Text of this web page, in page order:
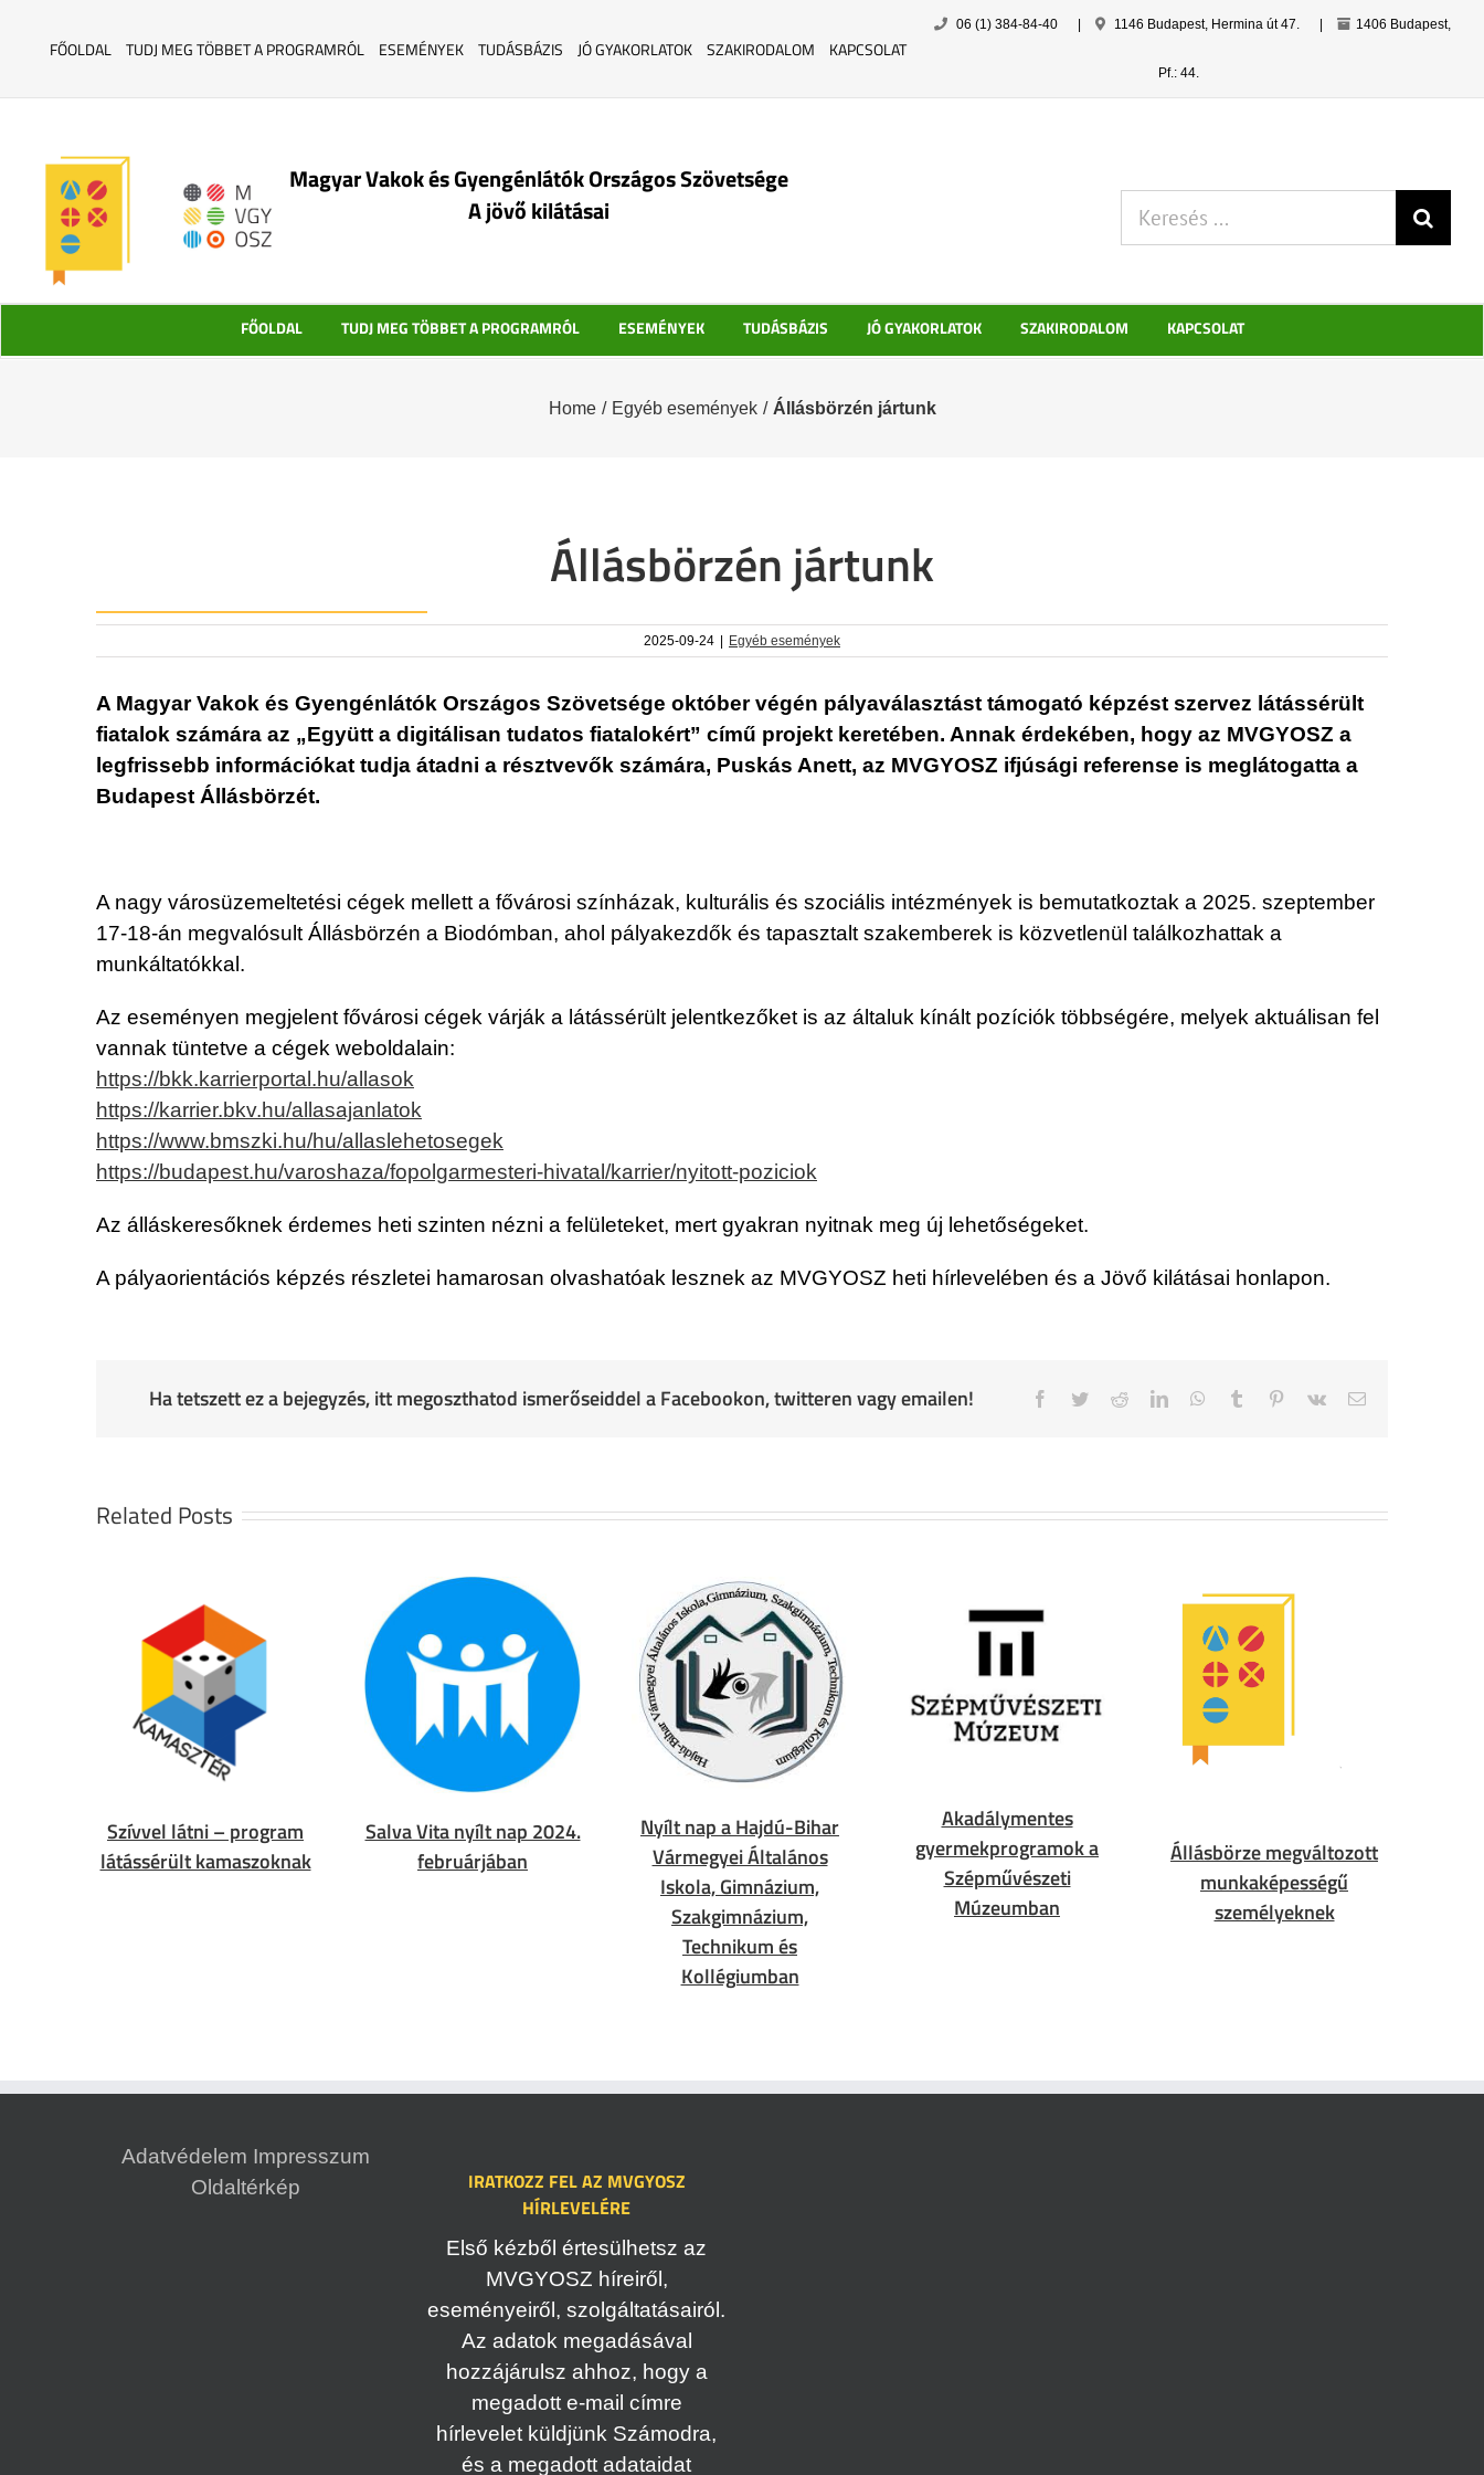
to
FŐOLDAL TUDJ MEG TÖBBET A PROGRAMRÓL ESEMÉNYEK TUDÁSBÁZIS JÓ GYAKORLATOK SZAKIRODALOM KAPCSOLAT
06 (1) 384-84-40 1146 Budapest, Hermina út 47. 1406 Budapest,
Pf.: 44.
Magyar Vakok és Gyengénlátók Országos Szövetsége
A jövő kilátásai
FŐOLDAL TUDJ MEG TÖBBET A PROGRAMRÓL ESEMÉNYEK TUDÁSBÁZIS JÓ GYAKORLATOK SZAKIRODALOM KAPCSOLAT
Home / Egyéb események / Állásbörzén jártunk
Állásbörzén jártunk
2025-09-24 | Egyéb események
A Magyar Vakok és Gyengénlátók Országos Szövetsége október végén pályaválasztást támogató képzést szervez látássérült
fiatalok számára az „Együtt a digitálisan tudatos fiatalokért” című projekt keretében. Annak érdekében, hogy az MVGYOSZ a
legfrissebb információkat tudja átadni a résztvevők számára, Puskás Anett, az MVGYOSZ ifjúsági referense is meglátogatta a
Budapest Állásbörzét.
A nagy városüzemeltetési cégek mellett a fővárosi színházak, kulturális és szociális intézmények is bemutatkoztak a 2025. szeptember
17-18-án megvalósult Állásbörzén a Biodómban, ahol pályakezdők és tapasztalt szakemberek is közvetlenül találkozhattak a
munkáltatókkal.
Az eseményen megjelent fővárosi cégek várják a látássérült jelentkezőket is az általuk kínált pozíciók többségére, melyek aktuálisan fel
vannak tüntetve a cégek weboldalain:
https://bkk.karrierportal.hu/allasok
https://karrier.bkv.hu/allasajanlatok
https://www.bmszki.hu/hu/allaslehetosegek
https://budapest.hu/varoshaza/fopolgarmesteri-hivatal/karrier/nyitott-poziciok
Az álláskeresőknek érdemes heti szinten nézni a felületeket, mert gyakran nyitnak meg új lehetőségeket.
A pályaorientációs képzés részletei hamarosan olvashatóak lesznek az MVGYOSZ heti hírlevelében és a Jövő kilátásai honlapon.
Ha tetszett ez a bejegyzés, itt megoszthatod ismerőseiddel a Facebookon, twitteren vagy emailen! Facebook
TwitterRedditLinkedInWhatsApp
Tumblr Pinterest
Vk Email
Related Posts
Szívvel látni – program
látássérült kamaszoknak
Salva Vita nyílt nap 2024.
februárjában
Nyílt nap a Hajdú-Bihar
Vármegyei Általános
Iskola, Gimnázium,
Szakgimnázium,
Technikum és
Kollégiumban
Akadálymentes
gyermekprogramok a
Szépművészeti
Múzeumban
Állásbörze megváltozott
munkaképességű
személyeknek
Adatvédelem Impresszum
Oldaltérkép
IRATKOZZ FEL AZ MVGYOSZ
HÍRLEVELÉRE
Első kézből értesülhetsz az
MVGYOSZ híreiről,
eseményeiről, szolgáltatásairól.
Az adatok megadásával
hozzájárulsz ahhoz, hogy a
megadott e-mail címre
hírlevelet küldjünk Számodra,
és a megadott adataidat